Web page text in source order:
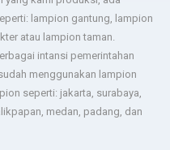
lampion gantung, lampion
atau lampion taman.
intansi pemerintahan
menggunakan lampion
seperti: jakarta, surabaya,
medan, padang, dan